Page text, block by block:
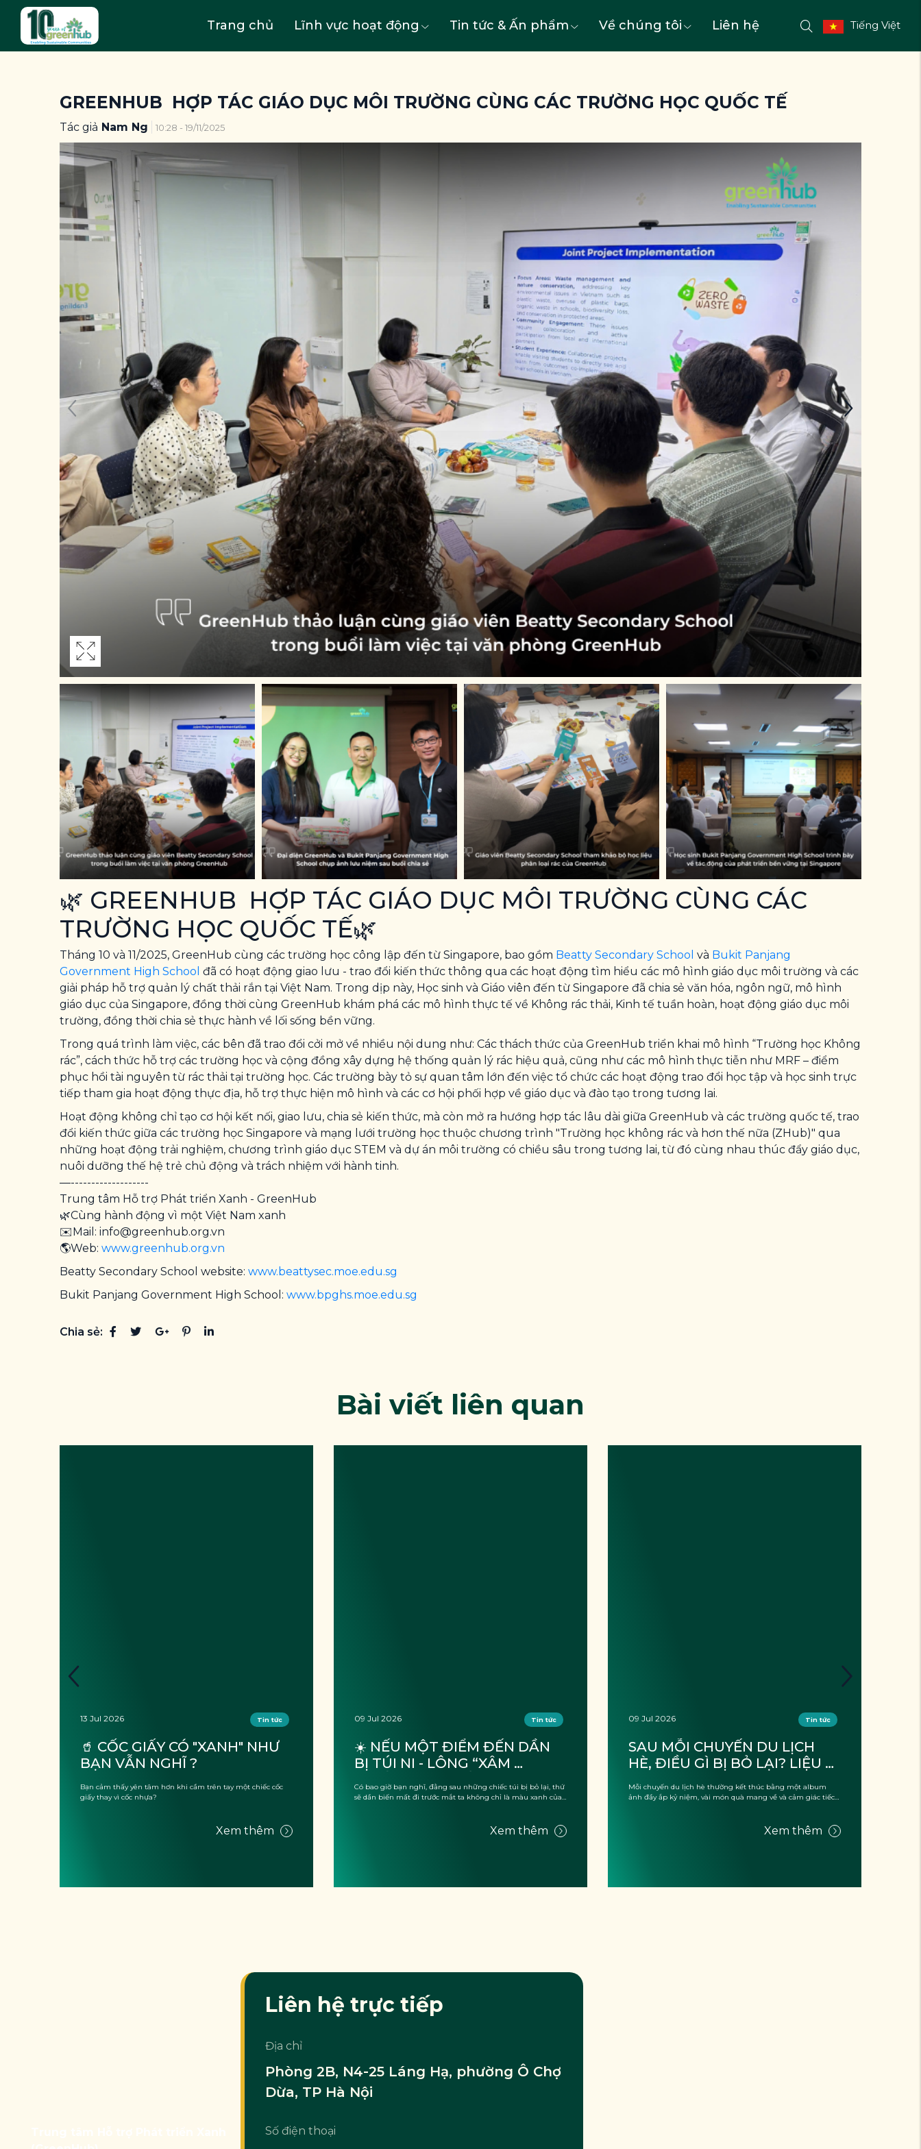
Trang chủ Lĩnh vực hoạt động Tin tức & Ấn phẩm Về chúng tôi Liên hệ Tiếng Việt
GREENHUB HỢP TÁC GIÁO DỤC MÔI TRƯỜNG CÙNG CÁC TRƯỜNG HỌC QUỐC TẾ
Tác giả Nam Ng 10:28 - 19/11/2025
🌿 GREENHUB HỢP TÁC GIÁO DỤC MÔI TRƯỜNG CÙNG CÁC
TRƯỜNG HỌC QUỐC TẾ🌿
Tháng 10 và 11/2025, GreenHub cùng các trường học công lập đến từ Singapore, bao gồm Beatty Secondary School và Bukit Panjang
Government High School đã có hoạt động giao lưu - trao đổi kiến thức thông qua các hoạt động tìm hiểu các mô hình giáo dục môi trường và các
giải pháp hỗ trợ quản lý chất thải rắn tại Việt Nam. Trong dịp này, Học sinh và Giáo viên đến từ Singapore đã chia sẻ văn hóa, ngôn ngữ, mô hình
giáo dục của Singapore, đồng thời cùng GreenHub khám phá các mô hình thực tế về Không rác thải, Kinh tế tuần hoàn, hoạt động giáo dục môi
trường, đồng thời chia sẻ thực hành về lối sống bền vững.
Trong quá trình làm việc, các bên đã trao đổi cởi mở về nhiều nội dung như: Các thách thức của GreenHub triển khai mô hình “Trường học Không
rác”, cách thức hỗ trợ các trường học và cộng đồng xây dựng hệ thống quản lý rác hiệu quả, cũng như các mô hình thực tiễn như MRF – điểm
phục hồi tài nguyên từ rác thải tại trường học. Các trường bày tỏ sự quan tâm lớn đến việc tổ chức các hoạt động trao đổi học tập và học sinh trực
tiếp tham gia hoạt động thực địa, hỗ trợ thực hiện mô hình và các cơ hội phối hợp về giáo dục và đào tạo trong tương lai.
Hoạt động không chỉ tạo cơ hội kết nối, giao lưu, chia sẻ kiến thức, mà còn mở ra hướng hợp tác lâu dài giữa GreenHub và các trường quốc tế, trao
đổi kiến thức giữa các trường học Singapore và mạng lưới trường học thuộc chương trình "Trường học không rác và hơn thế nữa (ZHub)" qua
những hoạt động trải nghiệm, chương trình giáo dục STEM và dự án môi trường có chiều sâu trong tương lai, từ đó cùng nhau thúc đẩy giáo dục,
nuôi dưỡng thế hệ trẻ chủ động và trách nhiệm với hành tinh.
—-------------------
Trung tâm Hỗ trợ Phát triển Xanh - GreenHub
🌿Cùng hành động vì một Việt Nam xanh
✉️Mail: info@greenhub.org.vn
🌎Web: www.greenhub.org.vn
Beatty Secondary School website: www.beattysec.moe.edu.sg
Bukit Panjang Government High School: www.bpghs.moe.edu.sg
Chia sẻ:
Bài viết liên quan
13 Jul 2026 Tin tức
🥤 CỐC GIẤY CÓ "XANH" NHƯ
BẠN VẪN NGHĨ ?
Bạn cảm thấy yên tâm hơn khi cầm trên tay một chiếc cốc
giấy thay vì cốc nhựa?
Xem thêm
09 Jul 2026 Tin tức
☀️ NẾU MỘT ĐIỂM ĐẾN DẦN
BỊ TÚI NI - LÔNG “XÂM
CHIẾM”, THỨ MẤT ĐI KHÔNG
CHỈ LÀ CẢNH QUAN?
Có bao giờ bạn nghĩ, đằng sau những chiếc túi bị bỏ lại, thứ
sẽ dần biến mất đi trước mắt ta không chỉ là màu xanh của
Xem thêm
09 Jul 2026 Tin tức
SAU MỖI CHUYẾN DU LỊCH
HÈ, ĐIỀU GÌ BỊ BỎ LẠI? LIỆU
CÓ CHỈ LÀ “RÁC”?
Mỗi chuyến du lịch hè thường kết thúc bằng một album
ảnh đầy ắp kỷ niệm, vài món quà mang về và cảm giác tiếc
Xem thêm
Liên hệ trực tiếp
Địa chỉ
Phòng 2B, N4-25 Láng Hạ, phường Ô Chợ
Dừa, TP Hà Nội
Số điện thoại